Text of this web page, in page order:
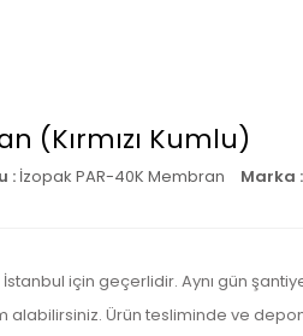
(Kırmızı Kumlu)
: İzopak PAR-40K Membran Marka :
için geçerlidir. Aynı gün
alabilirsiniz. Ürün tesliminde ve